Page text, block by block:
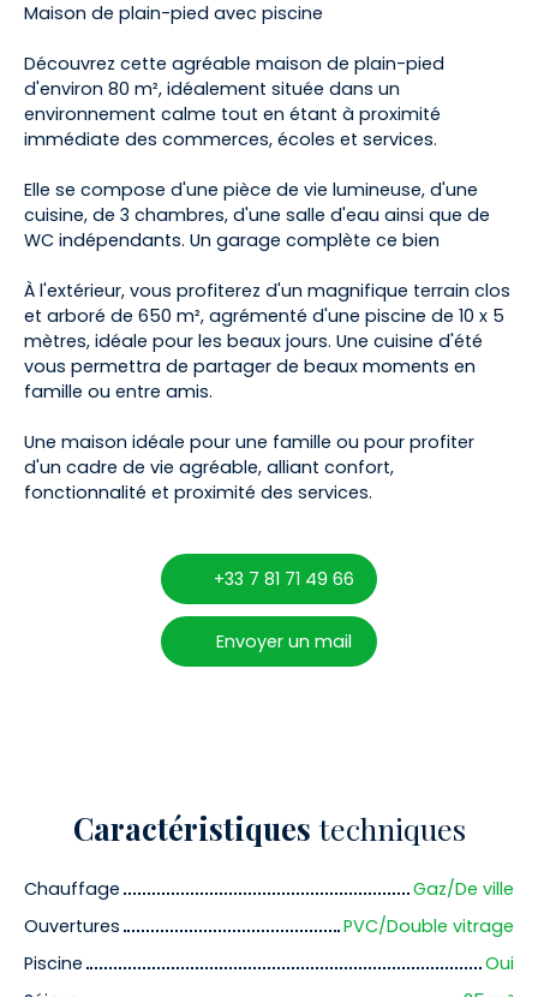
Maison de plain-pied avec piscine
Découvrez cette agréable maison de plain-pied
d'environ 80 m², idéalement située dans un
environnement calme tout en étant à proximité
immédiate des commerces, écoles et services.
Elle se compose d'une pièce de vie lumineuse, d'une
cuisine, de 3 chambres, d'une salle d'eau ainsi que de
WC indépendants. Un garage complète ce bien
À l'extérieur, vous profiterez d'un magnifique terrain clos
et arboré de 650 m², agrémenté d'une piscine de 10 x 5
mètres, idéale pour les beaux jours. Une cuisine d'été
vous permettra de partager de beaux moments en
famille ou entre amis.
Une maison idéale pour une famille ou pour profiter
d'un cadre de vie agréable, alliant confort,
fonctionnalité et proximité des services.
+33 7 81 71 49 66
Envoyer un mail
Caractéristiques techniques
Chauffage
Gaz/De ville
Ouvertures
PVC/Double vitrage
Piscine
Oui